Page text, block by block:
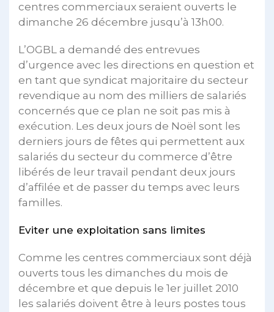
centres commerciaux seraient ouverts le
dimanche 26 décembre jusqu’à 13h00.
L’OGBL a demandé des entrevues
d’urgence avec les directions en question et
en tant que syndicat majoritaire du secteur
revendique au nom des milliers de salariés
concernés que ce plan ne soit pas mis à
exécution. Les deux jours de Noël sont les
derniers jours de fêtes qui permettent aux
salariés du secteur du commerce d’être
libérés de leur travail pendant deux jours
d’affilée et de passer du temps avec leurs
familles.
Eviter une exploitation sans limites
Comme les centres commerciaux sont déjà
ouverts tous les dimanches du mois de
décembre et que depuis le 1er juillet 2010
les salariés doivent être à leurs postes tous